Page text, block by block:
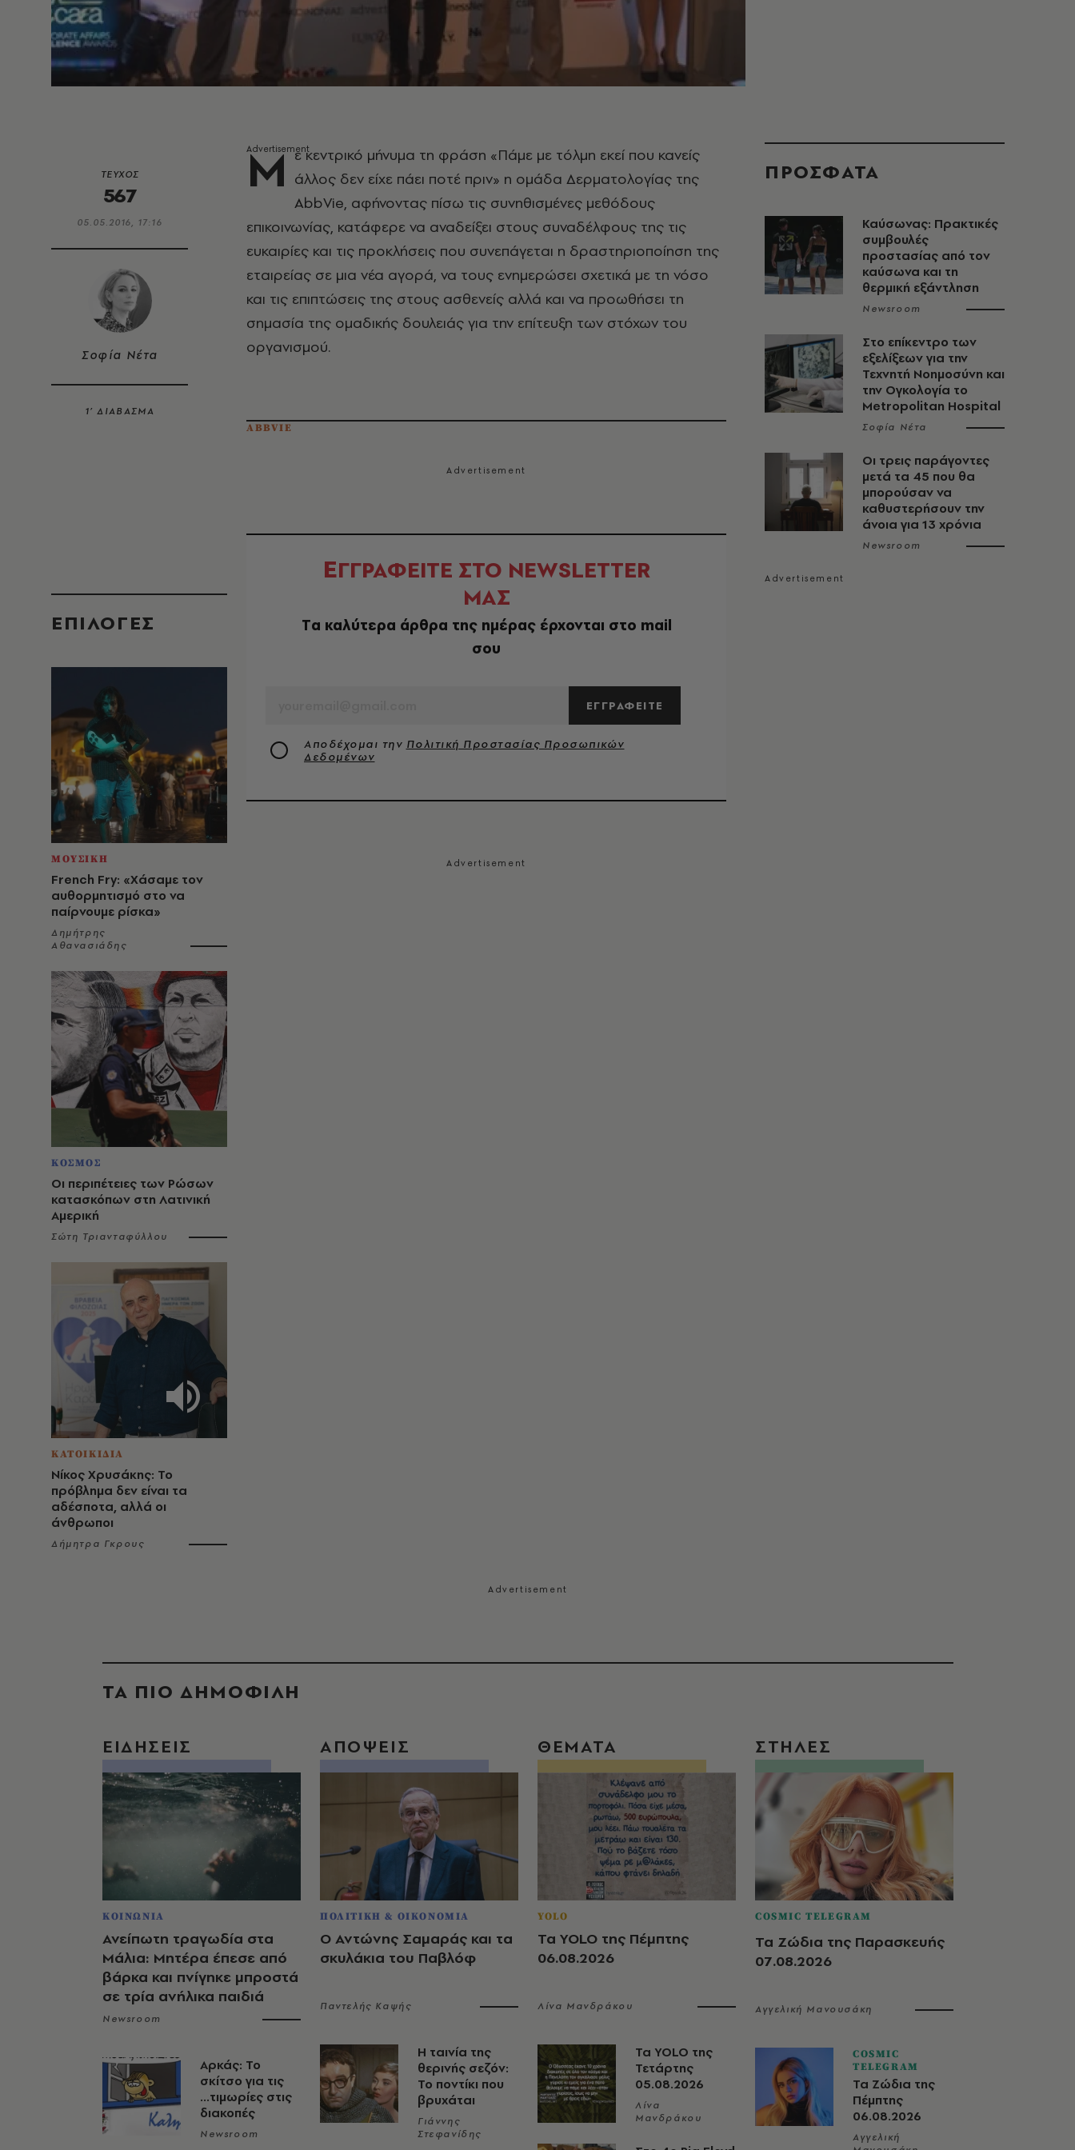
ΤΕΥΧΟΣ
567
05.05.2016, 17:16
Σοφία Νέτα
1’ ΔΙΑΒΑΣΜΑ
EΠΙΛΟΓΈΣ
ΜΟΥΣΙΚΗ
French Fry: «Χάσαμε τον
αυθορμητισμό στο να
παίρνουμε ρίσκα»
Δημήτρης
Αθανασιάδης
ΚΟΣΜΟΣ
Οι περιπέτειες των Ρώσων
κατασκόπων στη Λατινική
Αμερική
Σώτη Τριανταφύλλου
ΚΑΤΟΙΚΙΔΙΑ
Νίκος Χρυσάκης: Το
πρόβλημα δεν είναι τα
αδέσποτα, αλλά οι
άνθρωποι
Δήμητρα Γκρους
Μ ε κεντρικό μήνυμα τη φράση «Πάμε με τόλμη εκεί που κανείς
άλλος δεν είχε πάει ποτέ πριν» η ομάδα Δερματολογίας της
AbbVie, αφήνοντας πίσω τις συνηθισμένες μεθόδους
επικοινωνίας, κατάφερε να αναδείξει στους συναδέλφους της τις
ευκαιρίες και τις προκλήσεις που συνεπάγεται η δραστηριοποίηση της
εταιρείας σε μια νέα αγορά, να τους ενημερώσει σχετικά με τη νόσο
και τις επιπτώσεις της στους ασθενείς αλλά και να προωθήσει τη
σημασία της ομαδικής δουλειάς για την επίτευξη των στόχων του
οργανισμού.
ABBVIE
ΕΓΓΡΑΦΕΙΤΕ ΣΤΟ NEWSLETTER
ΜΑΣ
Tα καλύτερα άρθρα της ημέρας έρχονται στο mail
σου
ΕΓΓΡΑΦΕΙΤΕ
Αποδέχομαι την Πολιτική Προστασίας Προσωπικών
Δεδομένων
ΠΡΟΣΦΑΤΑ
Καύσωνας: Πρακτικές
συμβουλές
προστασίας από τον
καύσωνα και τη
θερμική εξάντληση
Newsroom
Στο επίκεντρο των
εξελίξεων για την
Τεχνητή Νοημοσύνη και
την Ογκολογία το
Metropolitan Hospital
Σοφία Νέτα
Οι τρεις παράγοντες
μετά τα 45 που θα
μπορούσαν να
καθυστερήσουν την
άνοια για 13 χρόνια
Newsroom
ΤΑ ΠΙΟ ΔΗΜΟΦΙΛΗ
ΕΙΔΗΣΕΙΣ
ΚΟΙΝΩΝΙΑ
Ανείπωτη τραγωδία στα
Μάλια: Μητέρα έπεσε από
βάρκα και πνίγηκε μπροστά
σε τρία ανήλικα παιδιά
Newsroom
Αρκάς: Το
σκίτσο για τις
...τιμωρίες στις
διακοπές
Newsroom
ΑΠΟΨΕΙΣ
ΠΟΛΙΤΙΚΗ & ΟΙΚΟΝΟΜΙΑ
Ο Αντώνης Σαμαράς και τα
σκυλάκια του Παβλόφ
Παντελής Καψής
Η ταινία της
θερινής σεζόν:
Το ποντίκι που
βρυχάται
Γιάννης
Στεφανίδης
ΘΕΜΑΤΑ
YOLO
Τα YOLO της Πέμπτης
06.08.2026
Λίνα Μανδράκου
Τα YOLO της
Τετάρτης
05.08.2026
Λίνα
Μανδράκου
ΣΤΗΛΕΣ
COSMIC TELEGRAM
Τα Ζώδια της Παρασκευής
07.08.2026
Αγγελική Μανουσάκη
COSMIC
TELEGRAM
Τα Ζώδια της
Πέμπτης
06.08.2026
Αγγελική